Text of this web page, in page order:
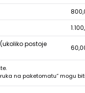
postoje
na paketomatu“ mogu